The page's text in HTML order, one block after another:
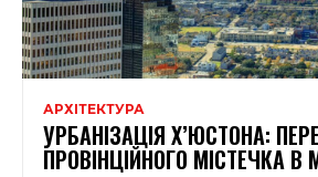
АРХІТЕКТУРА
УРБАНІЗАЦІЯ Х’ЮСТОНА:
ПРОВІНЦІЙНОГО МІСТЕЧКА В